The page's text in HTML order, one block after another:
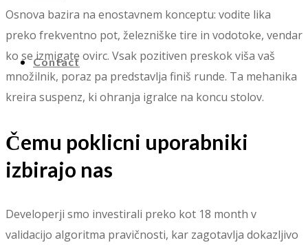
Contact
Osnova bazira na enostavnem konceptu: vodite lika
preko frekventno pot, železniške tire in vodotoke, vendar
ko se izmigate ovirc. Vsak pozitiven preskok viša vaš
množilnik, poraz pa predstavlja finiš runde. Ta mehanika
kreira suspenz, ki ohranja igralce na koncu stolov.
Čemu poklicni uporabniki
izbirajo nas
Developerji smo investirali preko kot 18 month v
validacijo algoritma pravičnosti, kar zagotavlja dokazljivo